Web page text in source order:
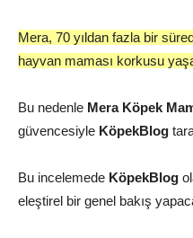
Mera, 70 yıldan fazla bir
hayvan maması korkusu
Bu nedenle Mera Köpek
güvencesiyle KöpekBlog
Bu incelemede KöpekBlog
eleştirel bir genel bakış